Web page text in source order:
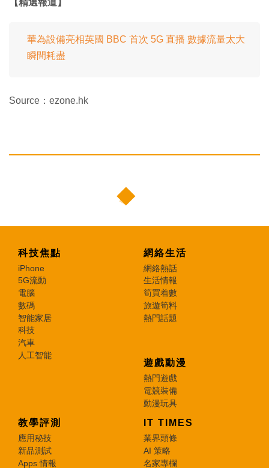
華為設備亮相英國 BBC 首次 5G 直播 數據流量太大
瞬間耗盡
Source：ezone.hk
科技焦點
iPhone
5G流動
電腦
數碼
智能家居
科技
汽車
人工智能
網絡生活
網絡熱話
生活情報
筍買着數
旅遊筍料
熱門話題
遊戲動漫
熱門遊戲
電競裝備
動漫玩具
教學評測
應用秘技
新品測試
Apps 情報
IT TIMES
業界頭條
AI 策略
名家專欄